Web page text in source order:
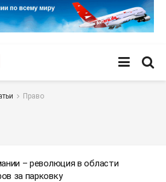
Право
– революция в области
за парковку